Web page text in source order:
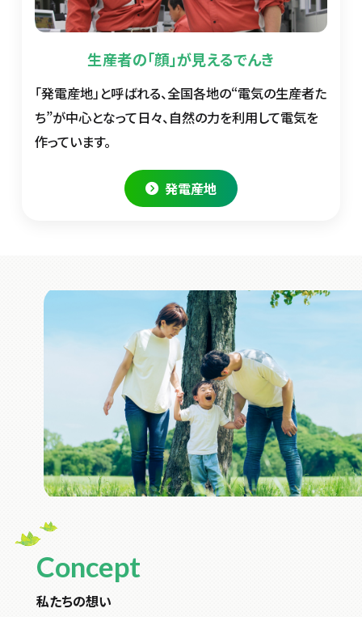
生産者の「顔」が見えるでんき
「発電産地」と呼ばれる、全国各地の“電気の生産者た
ち”が中心となって日々、自然の力を利用して電気を
作っています。
発電産地
Concept
私たちの想い